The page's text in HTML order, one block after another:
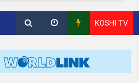
KOSHI TV